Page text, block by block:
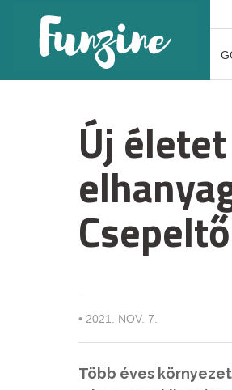
Új
• 2021. NOV. 7.
Több éves